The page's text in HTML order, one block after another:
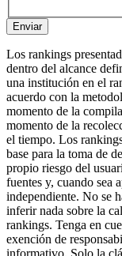
Enviar
Los rankings
dentro del alcance
una institución en el
acuerdo con la
momento de la
momento de la
el tiempo. Los
base para la toma de
propio riesgo del
fuentes y, cuando sea
independiente. No se
inferir nada sobre la
rankings. Tenga en
exención de